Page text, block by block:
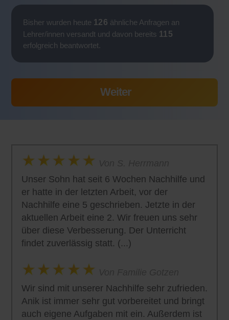
Bisher wurden heute 126 ähnliche Anfragen an
Lehrer/innen versandt und davon bereits 115
erfolgreich beantwortet.
Unser Sohn hat seit 6 Wochen Nachhilfe und
er hatte in der letzten Arbeit, vor der
Nachhilfe eine 5 geschrieben. Jetzte in der
aktuellen Arbeit eine 2. Wir freuen uns sehr
über diese Verbesserung. Der Unterricht
findet zuverlässig statt. (...)
Wir sind mit unserer Nachhilfe sehr zufrieden.
Anik ist immer sehr gut vorbereitet und bringt
auch eigene Aufgaben mit ein. Außerdem ist